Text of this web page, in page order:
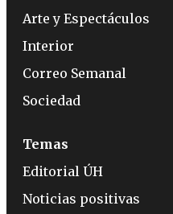
Arte y Espectáculos
Interior
Correo Semanal
Sociedad
Temas
Editorial ÚH
Noticias positivas